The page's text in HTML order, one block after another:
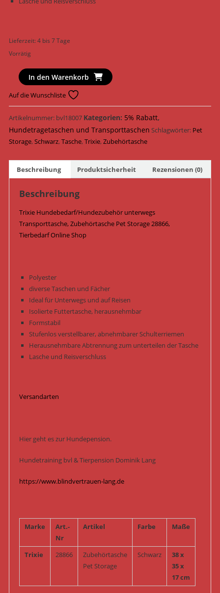
Lieferzeit:4 bis 7 Tage
Vorrätig
Trixie
unterwegs
Zubehörtasche
Pet
Storage
28866
/
In den Warenkorb
Auf die Wunschliste
Artikelnummer: bvl18007 Kategorien: 5% Rabatt,
Hundetragetaschen und Transporttaschen Schlagwörter: Pet
Storage,Schwarz,Tasche,Trixie,Zubehörtasche
Beschreibung Produktsicherheit Rezensionen (0)
Beschreibung
Trixie Hundebedarf/Hundezubehör unterwegs
Transporttasche, Zubehörtasche Pet Storage 28866,
Tierbedarf Online Shop
Polyester
diverse Taschen und Fächer
Ideal für Unterwegs und auf Reisen
Isolierte Futtertasche, herausnehmbar
Formstabil
Stufenlos verstellbarer, abnehmbarer Schulterriemen
Herausnehmbare Abtrennung zum unterteilen der Tasche
Lasche und Reisverschluss
Versandarten
Hier geht es zur Hundepension.
Hundetraining bvl & Tierpension Dominik Lang
https://www.blindvertrauen-lang.de
Marke
Art.-
Nr
Artikel Farbe Maße
Trixie 28866
Zubehörtasche
Pet Storage
Schwarz
38 x
35 x
17 cm